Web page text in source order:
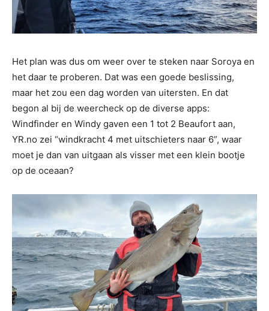
Het plan was dus om weer over te steken naar Soroya en
het daar te proberen. Dat was een goede beslissing,
maar het zou een dag worden van uitersten. En dat
begon al bij de weercheck op de diverse apps:
Windfinder en Windy gaven een 1 tot 2 Beaufort aan,
YR.no zei “windkracht 4 met uitschieters naar 6”, waar
moet je dan van uitgaan als visser met een klein bootje
op de oceaan?